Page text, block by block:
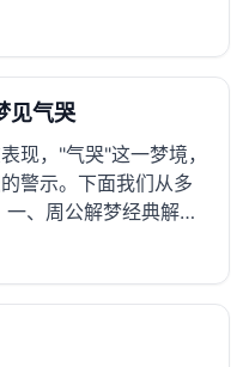
指导等多个维度对这
论，梦境是潜意识欲
见气哭
现，"气哭"这一梦境，
警示。下面我们从多
、周公解梦经典解读
见气哭通常象征着内
积压了许多负面情